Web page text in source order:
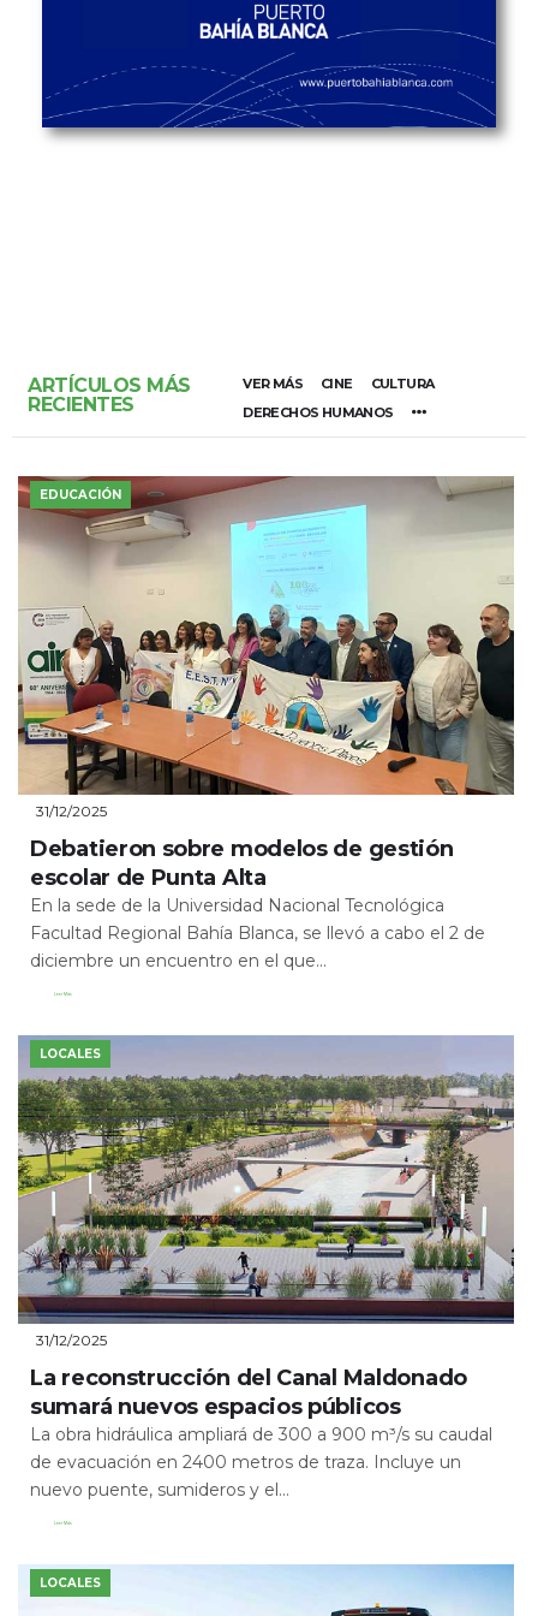
ARTÍCULOS MÁS
RECIENTES
VER MÁS CINE
CULTURA
DERECHOS HUMANOS
EDUCACIÓN
31/12/2025
Debatieron sobre modelos de gestión
escolar de Punta Alta
En la sede de la Universidad Nacional Tecnológica
Facultad Regional Bahía Blanca, se llevó a cabo el 2 de
diciembre un encuentro en el que...
Leer Más
LOCALES
31/12/2025
La reconstrucción del Canal Maldonado
sumará nuevos espacios públicos
La obra hidráulica ampliará de 300 a 900 m³/s su caudal
de evacuación en 2400 metros de traza. Incluye un
nuevo puente, sumideros y el...
Leer Más
LOCALES